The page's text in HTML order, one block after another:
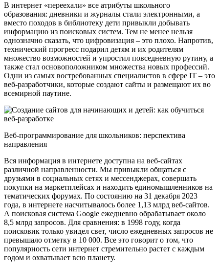
В интернет «переехали» все атрибуты школьного
образования: дневники и журналы стали электронными, а
вместо походов в библиотеку дети привыкли добывать
информацию из поисковых систем. Тем не менее нельзя
однозначно сказать, что цифровизация – это плохо. Напротив,
технический прогресс подарил детям и их родителям
множество возможностей и упростил повседневную рутину, а
также стал основоположником множества новых профессий.
Одни из самых востребованных специалистов в сфере IT – это
веб-разработчики, которые создают сайты и размещают их во
всемирной паутине.
Веб-программирование для школьников: перспектива
направления
Вся информация в интернете доступна на веб-сайтах
различной направленности. Мы привыкли общаться с
друзьями в социальных сетях и мессенджерах, совершать
покупки на маркетплейсах и находить единомышленников на
тематических форумах. По состоянию на 31 декабря 2023
года, в интернете насчитывалось более 1,13 млрд веб-сайтов.
А поисковая система Google ежедневно обрабатывает около
8,5 млрд запросов. Для сравнения: в 1998 году, когда
поисковик только увидел свет, число ежедневных запросов не
превышало отметку в 10 000. Все это говорит о том, что
популярность сети интернет стремительно растет с каждым
годом и охватывает всю планету.